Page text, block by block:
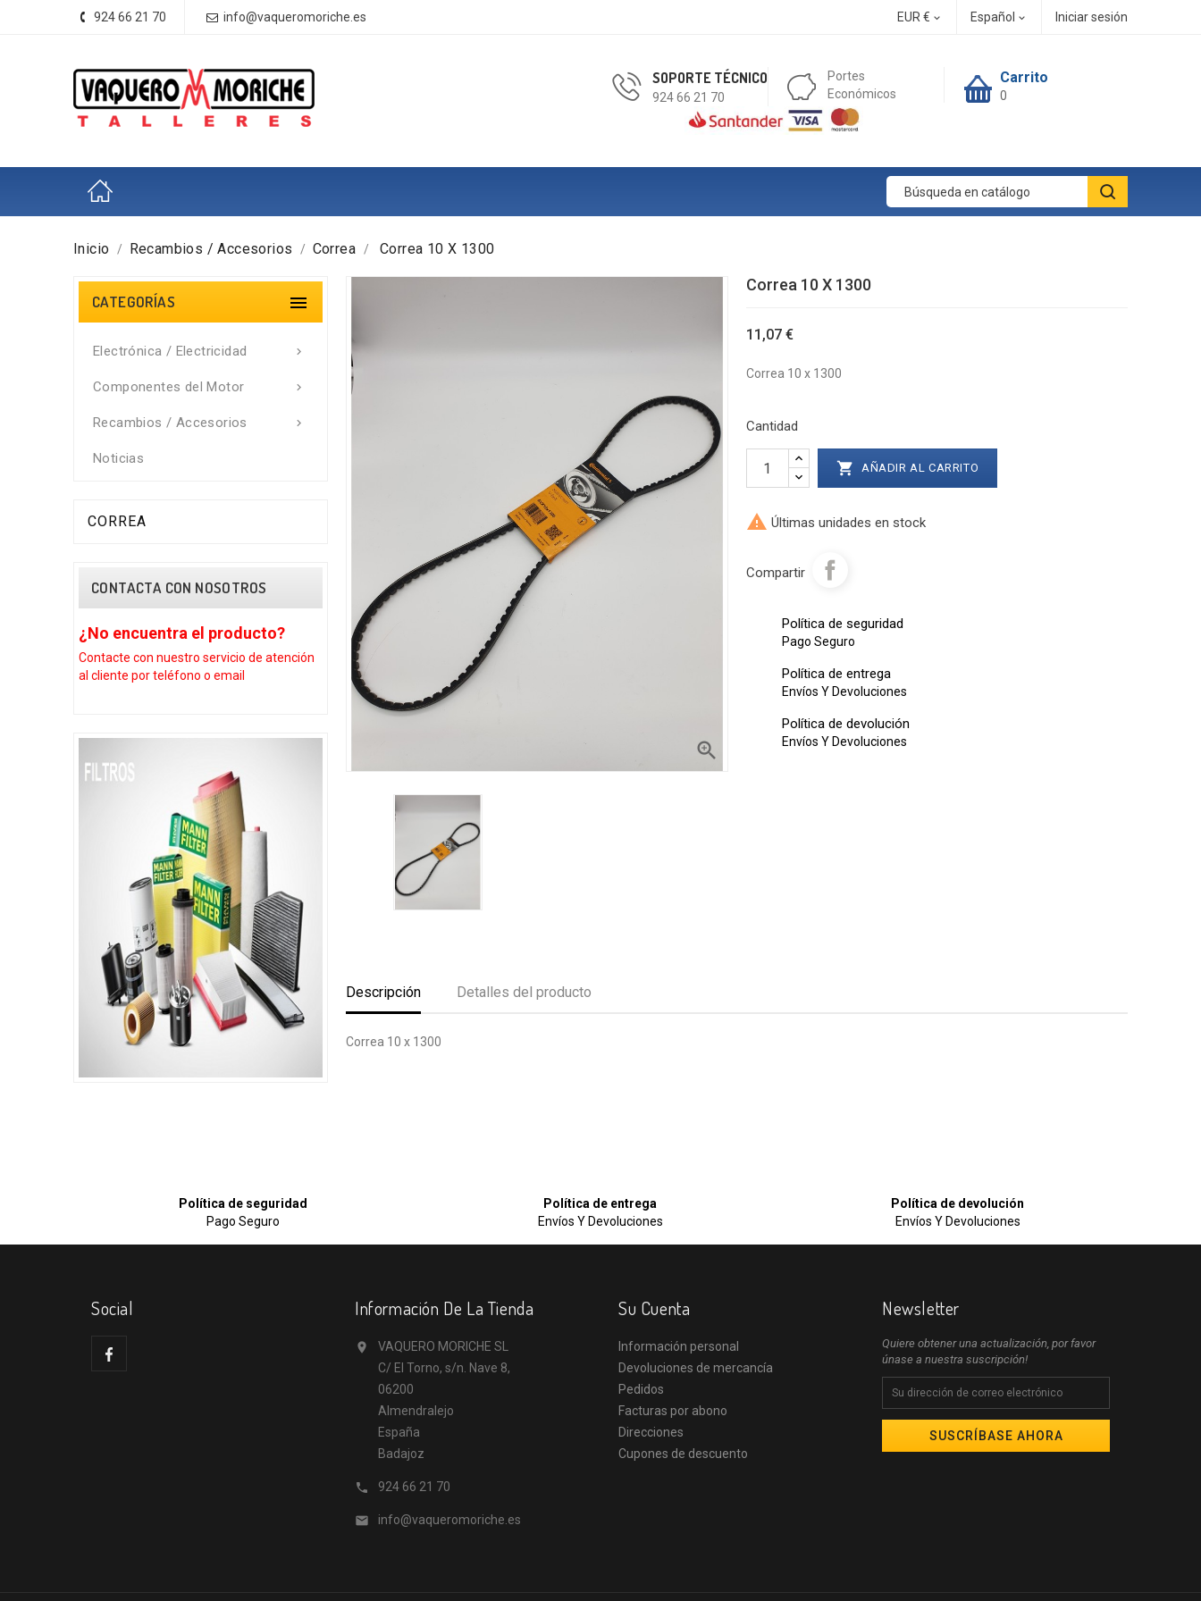
924 66 21 70 info@vaqueromoriche.es EUR €  Español  Iniciar sesión
Carrito
0
SOPORTE TÉCNICO
924 66 21 70
Portes
Económicos
Inicio Recambios / Accesorios Correa Correa 10 X 1300
CATEGORÍAS 

Electrónica / Electricidad

Componentes del Motor

Recambios / Accesorios
Noticias
CORREA
CONTACTA CON NOSOTROS
¿No encuentra el producto?
Contacte con nuestro servicio de atención
al cliente por teléfono o email
¿No encuentra el producto?
Contacte con nuestro servicio de atención
al cliente por teléfono o email

Correa 10 X 1300
11,07 €
Correa 10 x 1300
Cantidad
 AÑADIR AL CARRITO
 Últimas unidades en stock
Compartir
Política de seguridad
Pago Seguro
Política de entrega
Envíos Y Devoluciones
Política de devolución
Envíos Y Devoluciones
Descripción Detalles del producto
Correa 10 x 1300
Política de seguridad
Pago Seguro
Política de entrega
Envíos Y Devoluciones
Política de devolución
Envíos Y Devoluciones
Social Información De La Tienda

VAQUERO MORICHE SL
C/ El Torno, s/n. Nave 8,
06200
Almendralejo
España
Badajoz
 924 66 21 70
 info@vaqueromoriche.es
Su Cuenta
Información personal
Devoluciones de mercancía
Pedidos
Facturas por abono
Direcciones
Cupones de descuento
Newsletter
Quiere obtener una actualización, por favor
únase a nuestra suscripción!